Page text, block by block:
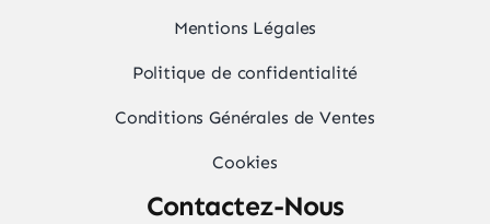
Mentions Légales
Politique de confidentialité
Conditions Générales de Ventes
Cookies
Contactez-Nous